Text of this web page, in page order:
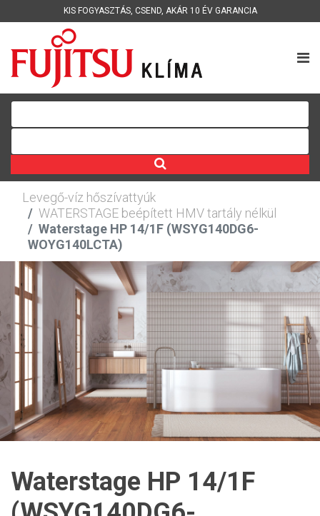
KIS FOGYASZTÁS, CSEND, AKÁR 10 ÉV GARANCIA
Levegő-víz hőszívattyúk
WATERSTAGE beépített HMV tartály nélkül
Waterstage HP 14/1F (WSYG140DG6-
WOYG140LCTA)
Waterstage HP 14/1F